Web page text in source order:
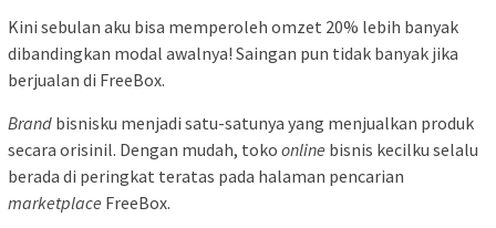
Kini sebulan aku bisa memperoleh omzet 20% lebih banyak
dibandingkan modal awalnya! Saingan pun tidak banyak jika
berjualan di FreeBox.
Brand bisnisku menjadi satu-satunya yang menjualkan produk
secara orisinil. Dengan mudah, toko online bisnis kecilku selalu
berada di peringkat teratas pada halaman pencarian
marketplace FreeBox.